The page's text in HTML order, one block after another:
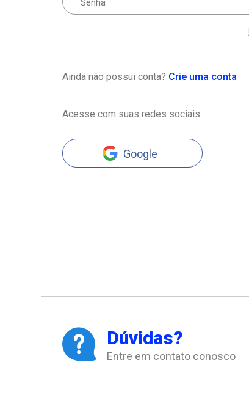
Ainda não possui conta? Crie uma conta
Acesse com suas redes sociais:
Google
Dúvidas?
Entre em contato conosco